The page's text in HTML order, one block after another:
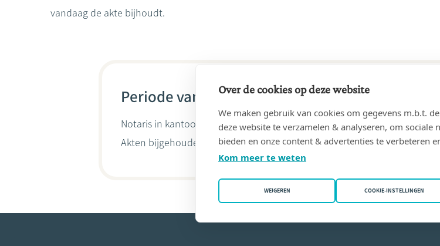
vandaag de akte bijhoudt.
Periode van 24/07/1954 tot 05/11/1982
Notaris in kantoor WAHA, Jacques(4040 Herstal)
Akten bijgehouden doorOlivier Jacques
Over de cookies op deze website
We maken gebruik van cookies om gegevens m.b.t.
deze website te verzamelen & analyseren, om
bieden en onze content & advertenties te verbeteren
Kom meer te weten
WEIGEREN COOKIE-INSTELLINGEN